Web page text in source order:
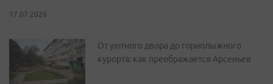
17.07.2026
От уютного двора до горнолыжного
курорта: как преображается Арсеньев